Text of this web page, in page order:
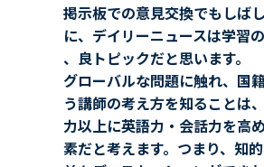
掲示板での意見交換でもしば
に、デイリーニュースは学習
、良トピックだと思います。
グローバルな問題に触れ、国
う講師の考え方を知ることは
力以上に英語力・会話力を高
素だと考えます。つまり、知